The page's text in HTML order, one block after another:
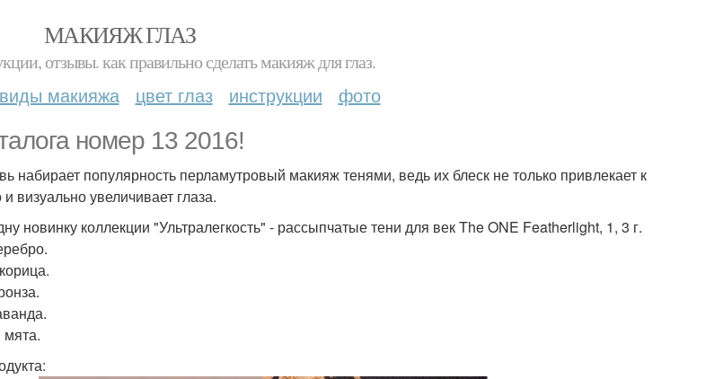
МАКИЯЖ ГЛАЗ
отзывы. как правильно сделать макияж для глаз.
виды макияжа цвет глаз инструкции фото
номер 13 2016!
набирает популярность перламутровый макияж тенями, ведь их блеск не только привлекает к
визуально увеличивает глаза.
новинку коллекции "Ультралегкость" - рассыпчатые тени для век The ONE Featherlight, 1, 3 г.